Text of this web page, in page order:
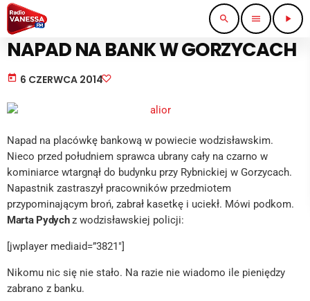
search menu play_arrow
STRAŻ I POLICJA
NAPAD NA BANK W GORZYCACH
today 6 CZERWCA 2014
Napad na placówkę bankową w powiecie wodzisławskim.
Nieco przed południem sprawca ubrany cały na czarno w
kominiarce wtargnął do budynku przy Rybnickiej w Gorzycach.
Napastnik zastraszył pracowników przedmiotem
przypominającym broń, zabrał kasetkę i uciekł. Mówi podkom.
Marta Pydychz wodzisławskiej policji:
[jwplayer mediaid=”3821″]
Nikomu nic się nie stało. Na razie nie wiadomo ile pieniędzy
zabrano z banku.